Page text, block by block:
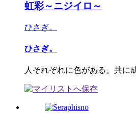
虹彩～ニジイロ～
ひさぎ。
ひさぎ。
人それぞれに色がある。共に